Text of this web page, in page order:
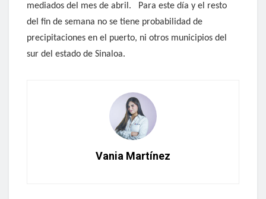
mediados del mes de abril.
Para este día y el resto
del fin de semana no se tiene probabilidad de
precipitaciones en el puerto, ni otros municipios del
sur del estado de Sinaloa.
Vania Martínez